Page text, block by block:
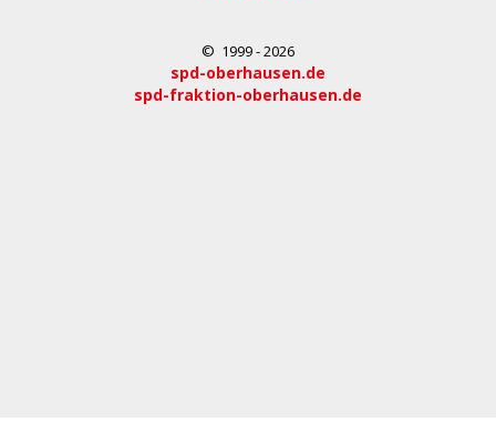
© 1999 - 2026
spd-oberhausen.de
spd-fraktion-oberhausen.de